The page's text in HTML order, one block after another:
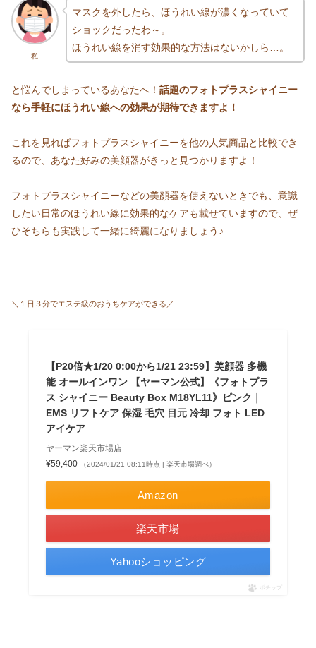
私
マスクを外したら、ほうれい線が濃くなっていて
ショックだったわ～。
ほうれい線を消す効果的な方法はないかしら…。
と悩んでしまっているあなたへ！ 話題のフォトプラスシャイニー
なら手軽にほうれい線への効果が期待できますよ！
これを見ればフォトプラスシャイニーを他の人気商品と比較でき
るので、あなた好みの美顔器がきっと見つかりますよ！
フォトプラスシャイニーなどの美顔器を使えないときでも、意識
したい日常のほうれい線に効果的なケアも載せていますので、ぜ
ひそちらも実践して一緒に綺麗になりましょう♪
＼１日３分でエステ級のおうちケアができる／
【P20倍★1/20 0:00から1/21 23:59】美顔器 多機
能 オールインワン 【ヤーマン公式】《フォトプラ
ス シャイニー Beauty Box M18YL11》ピンク｜
EMS リフトケア 保湿 毛穴 目元 冷却 フォト LED
アイケア
ヤーマン楽天市場店
¥59,400
（2024/01/21 08:11時点 | 楽天市場調べ）
Amazon
楽天市場
Yahooショッピング
ポチップ